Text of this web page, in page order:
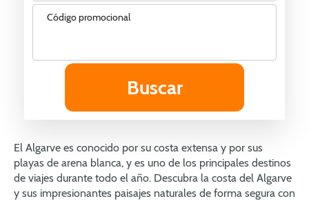
Código promocional
El Algarve es conocido por su costa extensa y por sus
playas de arena blanca, y es uno de los principales destinos
de viajes durante todo el año. Descubra la costa del Algarve
y sus impresionantes paisajes naturales de forma segura con